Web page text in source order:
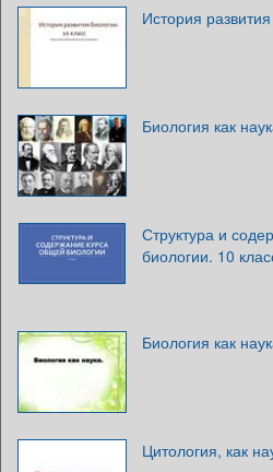
История
Биология как
Структура и
биологии. 10
Биология как
Цитология, как